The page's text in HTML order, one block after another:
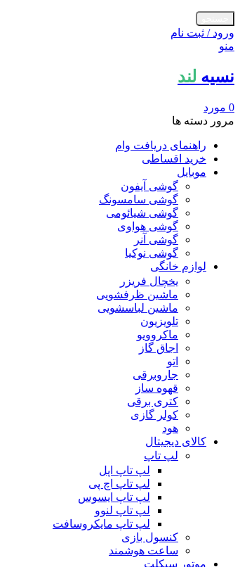
ورود / ثبت نام
منو
نسیه لند
0 مورد
مرور دسته ها
راهنمای دریافت وام
خرید اقساطی
موبایل
گوشی آیفون
گوشی سامسونگ
گوشی شیائومی
گوشی هواوی
گوشی آنر
گوشی نوکیا
لوازم خانگی
یخچال فریزر
ماشین ظرفشویی
ماشین لباسشویی
تلویزیون
ماکروویو
اجاق گاز
اتو
جاروبرقی
قهوه ساز
کتری برقی
کولر گازی
هود
کالای دیجیتال
لپ تاپ
لپ تاپ اپل
لپ تاپ اچ پی
لپ تاپ ایسوس
لپ تاپ لنوو
لپ تاپ مایکروسافت
کنسول بازی
ساعت هوشمند
موتور سیکلت